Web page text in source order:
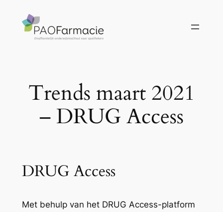
Trends maart 2021
– DRUG Access
DRUG Access
Met behulp van het DRUG Access-platform